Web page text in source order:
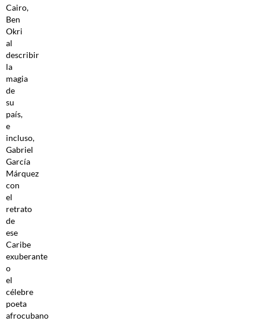
Cairo,
Ben
Okri
al
describir
la
magia
de
su
país,
e
incluso,
Gabriel
García
Márquez
con
el
retrato
de
ese
Caribe
exuberante
o
el
célebre
poeta
afrocubano